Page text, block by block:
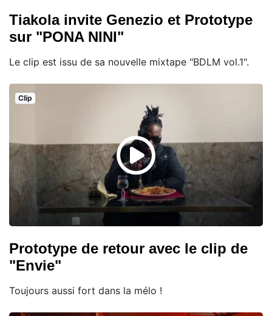
Tiakola invite Genezio et Prototype
sur "PONA NINI"
Le clip est issu de sa nouvelle mixtape "BDLM vol.1".
Clip
Prototype de retour avec le clip de
"Envie"
Toujours aussi fort dans la mélo !